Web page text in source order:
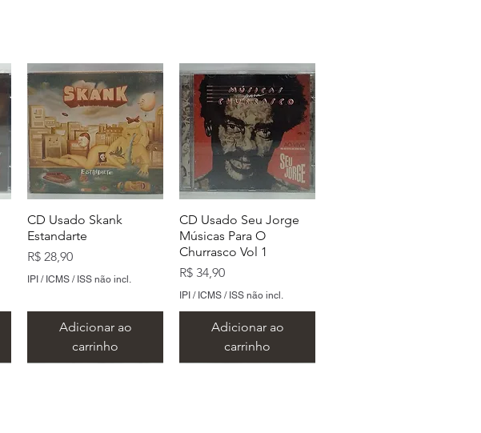
CD Usado Skank
Estandarte
Preço
R$ 28,90
IPI / ICMS / ISS não incl.
Adicionar ao
carrinho
CD Usado Seu Jorge
Músicas Para O
Churrasco Vol 1
Preço
R$ 34,90
IPI / ICMS / ISS não incl.
Adicionar ao
carrinho